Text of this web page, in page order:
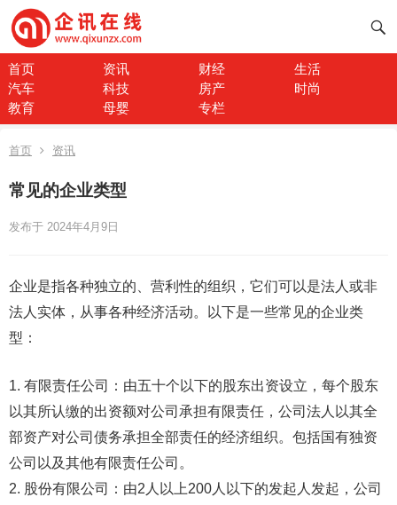
首页 资讯 财经
生活
汽车
科技 房产
时尚
教育
母婴 专栏
首页 资讯
常见的企业类型
发布于 2024年4月9日
企业是指各种独立的、营利性的组织，它们可以是法人或非
法人实体，从事各种经济活动。以下是一些常见的企业类
型：
1. 有限责任公司：由五十个以下的股东出资设立，每个股东
以其所认缴的出资额对公司承担有限责任，公司法人以其全
部资产对公司债务承担全部责任的经济组织。包括国有独资
公司以及其他有限责任公司。
2. 股份有限公司：由2人以上200人以下的发起人发起，公司